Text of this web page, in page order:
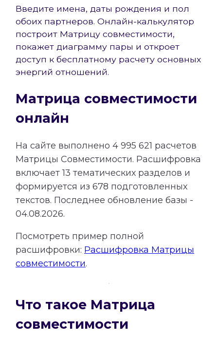
Введите имена, даты рождения и пол
обоих партнеров. Онлайн-калькулятор
построит Матрицу совместимости,
покажет диаграмму пары и откроет
доступ к бесплатному расчету основных
энергий отношений.
Матрица совместимости
онлайн
На сайте выполнено 4 995 621 расчетов
Матрицы Совместимости. Расшифровка
включает13 тематических разделов и
формируется из 678 подготовленных
текстов. Последнее обновление базы -
04.08.2026.
Посмотреть пример полной
расшифровки: Расшифровка Матрицы
совместимости.
Что такое Матрица
совместимости